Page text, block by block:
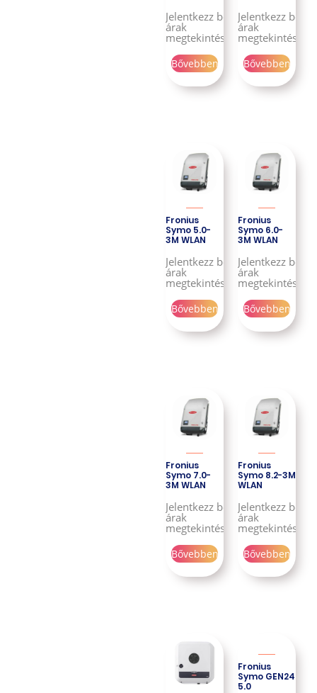
Jelentkezz be az
árak
megtekintéséhez!
Bővebben
Jelentkezz be az
árak
Bővebben
Fronius
Symo 5.0-
3M WLAN
Jelentkezz be az
árak
megtekintéséhez!
Bővebben
Fronius
Symo 6.0-
3M WLAN
Jelentkezz be az
árak
Bővebben
Fronius
Symo 7.0-
3M WLAN
Jelentkezz be az
árak
megtekintéséhez!
Bővebben
Fronius
Symo 8.2-3M
WLAN
Jelentkezz be az
árak
Bővebben
Fronius
Symo GEN24
5.0